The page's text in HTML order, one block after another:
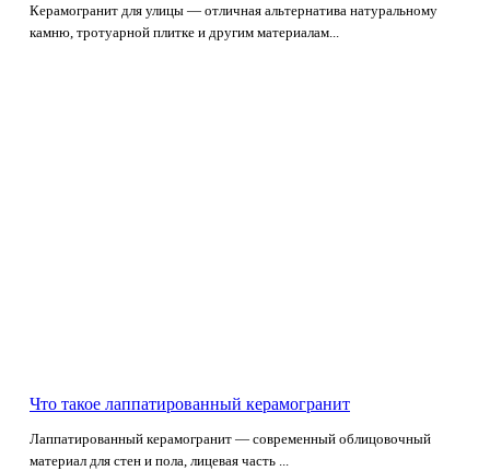
Керамогранит для улицы — отличная альтернатива натуральному
камню, тротуарной плитке и другим материалам...
Что такое лаппатированный керамогранит
Лаппатированный керамогранит — современный облицовочный
материал для стен и пола, лицевая часть ...